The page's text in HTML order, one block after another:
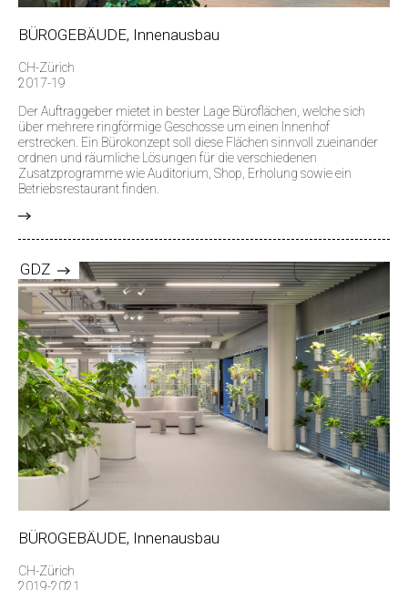
BÜROGEBÄUDE, Innenausbau
CH-Zürich
2017-19
Der Auftraggeber mietet in bester Lage Büroflächen, welche sich
über mehrere ringförmige Geschosse um einen Innenhof
erstrecken. Ein Bürokonzept soll diese Flächen sinnvoll zueinander
ordnen und räumliche Lösungen für die verschiedenen
Zusatzprogramme wie Auditorium, Shop, Erholung sowie ein
Betriebsrestaurant finden.
GDZ
BÜROGEBÄUDE, Innenausbau
CH-Zürich
2019-2021